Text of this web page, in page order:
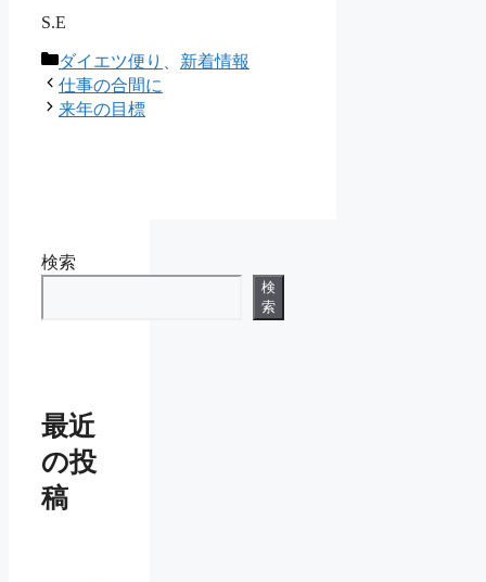
S.E
カ
テ
ゴ
ダイエツ便り
新着情報
仕事の合間に
来年の目標
検索
検
索
最近
の投
稿